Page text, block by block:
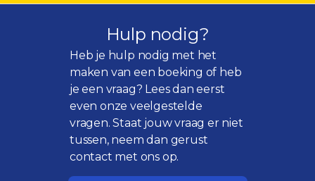
Hulp nodig?
Heb je hulp nodig met het
maken van een boeking of heb
je een vraag? Lees dan eerst
even onzeveelgestelde
vragen. Staat jouw vraag er niet
tussen, neem dan gerust
contact met ons op.